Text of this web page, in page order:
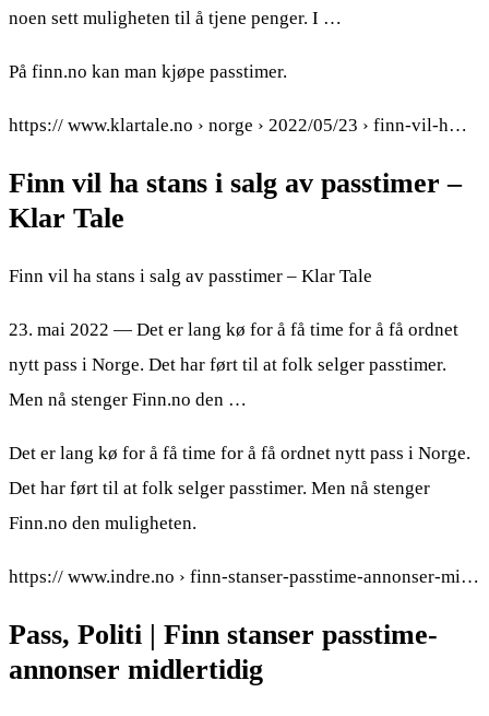
noen sett muligheten til å tjene penger. I …
På finn.no kan man kjøpe passtimer.
https:// www.klartale.no › norge › 2022/05/23 › finn-vil-h…
Finn vil ha stans i salg av passtimer –
Klar Tale
Finn vil ha stans i salg av passtimer – Klar Tale
23. mai 2022 — Det er lang kø for å få time for å få ordnet
nytt pass i Norge. Det har ført til at folk selger passtimer.
Men nå stenger Finn.no den …
Det er lang kø for å få time for å få ordnet nytt pass i Norge.
Det har ført til at folk selger passtimer. Men nå stenger
Finn.no den muligheten.
https:// www.indre.no › finn-stanser-passtime-annonser-mi…
Pass, Politi | Finn stanser passtime-
annonser midlertidig